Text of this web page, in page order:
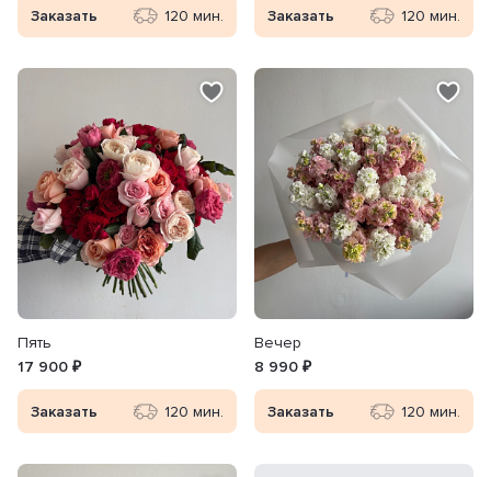
Заказать 120 мин. Заказать 120 мин.
Пять
17 900 ₽
Заказать 120 мин.
Вечер
8 990 ₽
Заказать 120 мин.